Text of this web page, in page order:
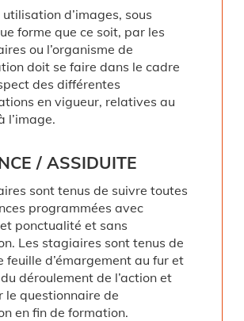
utilisation d’images, sous
forme que ce soit, par les
ou l’organisme de
doit se faire dans le cadre
des différentes
en vigueur, relatives au
l’image.
/ ASSIDUITE
sont tenus de suivre toutes
programmées avec
ponctualité et sans
Les stagiaires sont tenus de
feuille d’émargement au fur et
déroulement de l’action et
le questionnaire de
en fin de formation.